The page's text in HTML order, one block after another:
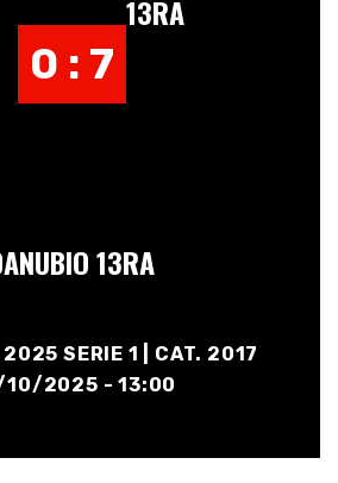
13RA
0 : 7
13RA
SERIE 1 | CAT. 2017
2025 - 13:00